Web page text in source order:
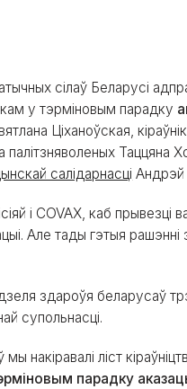
сілаў Беларусі
у тэрміновым парадку
Ціханоўская, кіраўнік
Таццяна
салідарнасці Андрэй
і COVAX, каб
Але тады гэтыя
здароўя беларусаў
супольнасці.
накіравалі ліст
парадку